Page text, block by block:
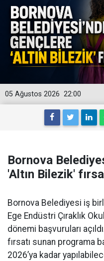
22:00
05 Ağustos 2026
Bornova
'Altın Bilezik'
Bornova Belediyesi iş
Ege Endüstri Çıraklık
dönemi başvuruları
fırsatı sunan programa
2026’ya kadar